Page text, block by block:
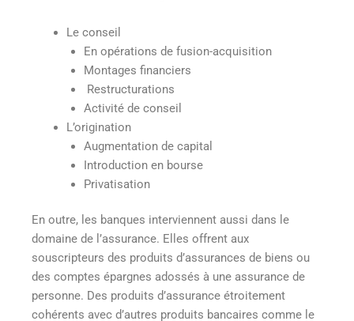
Le conseil
En opérations de fusion-acquisition
Montages financiers
Restructurations
Activité de conseil
L’origination
Augmentation de capital
Introduction en bourse
Privatisation
En outre, les banques interviennent aussi dans le
domaine de l’assurance. Elles offrent aux
souscripteurs des produits d’assurances de biens ou
des comptes épargnes adossés à une assurance de
personne. Des produits d’assurance étroitement
cohérents avec d’autres produits bancaires comme le